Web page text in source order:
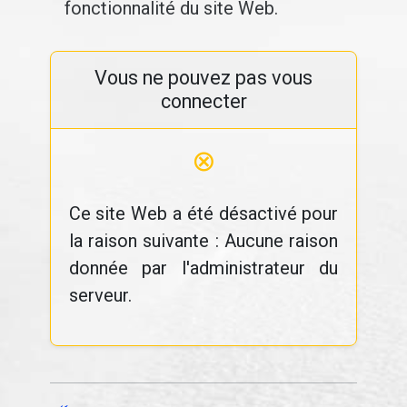
fonctionnalité du site Web.
Vous ne pouvez pas vous
connecter
⊗
Ce site Web a été désactivé pour
la raison suivante : Aucune raison
donnée par l'administrateur du
serveur.